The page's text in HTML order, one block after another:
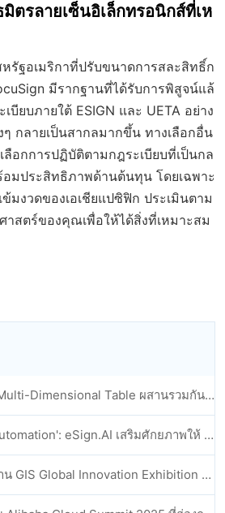
ตรลายเซ็นอิเล็กทรอนิกส์ที่เห
รัฐอเมริกาที่ปรับขนาดการสละสิทธิ์ก
มีรากฐานที่ได้รับการพิสูจน์แล้
บียบภายใต้ ESIGN และ UETA อย่าง
ๆ กลายเป็นสากลมากขึ้น ทางเลือกอื่น
ลือกการปฏิบัติตามกฎระเบียบที่เป็นกล
มประสิทธิภาพด้านต้นทุน โดยเฉพาะ
ข้มงวดของเอเชียแปซิฟิก ประเมินตาม
สตร์ของคุณเพื่อให้ได้สิ่งที่เหมาะสม
eSign.AI และ Lark Multi-Dimensional Table ผสานรวมกันอย่างเป็นทางการ: การลงนามและการเก็บถาวรสัญญาอิเล็กทรอนิกส์แบบอัตโนมัติเต็มรูปแบบ
เปิดตัวสกิล 'esign-automation': eSign.AI เสริมศักยภาพให้ OpenClaw ด้วยลายเซ็นอิเล็กทรอนิกส์อัตโนมัติ
eSign.AI เปิดตัวในงาน GIS Global Innovation Exhibition 2025